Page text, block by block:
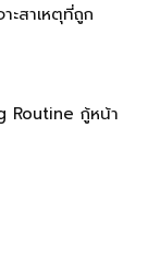
าะสาเหตุที่ถูก
Routine กู้หน้า